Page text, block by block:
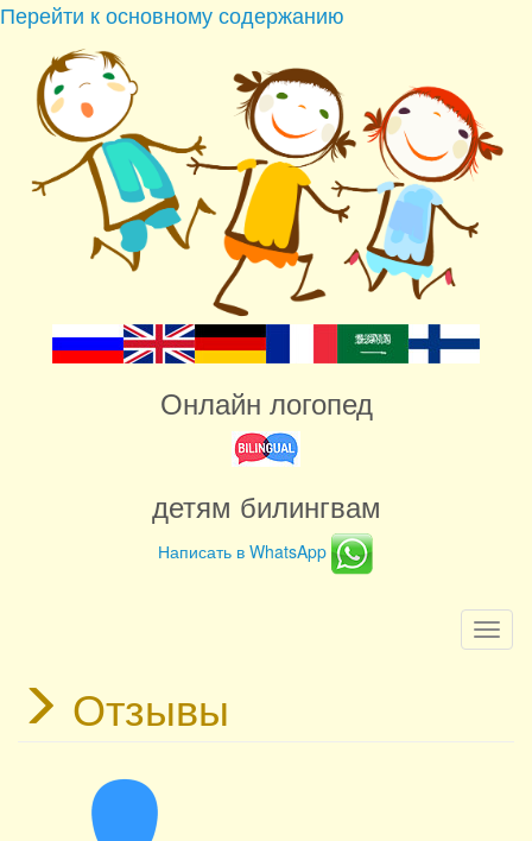
Перейти к основному содержанию
Онлайн логопед
детям билингвам
Написать в WhatsApp
Отзывы